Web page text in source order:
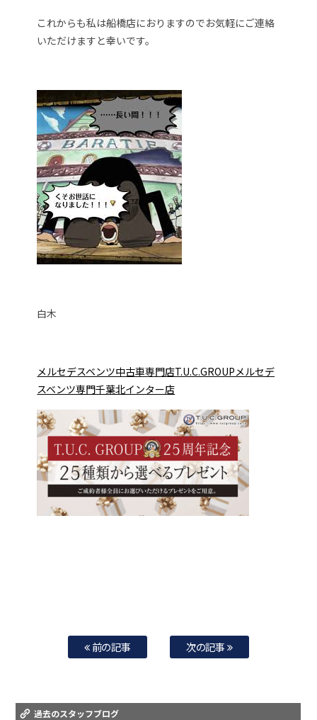
これからも私は船橋店におりますのでお気軽にご連絡
いただけますと幸いです。
白木
メルセデスベンツ中古車専門店T.U.C.GROUPメルセデ
スベンツ専門千葉北インター店
前の記事 次の記事
過去のスタッフブログ